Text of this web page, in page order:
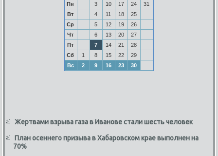
Пн 3 10 17 24
31
Вт
4 11 18
25
Ср
5 12 19
26
Чт
6 13 20
27
Пт
7 14 21
28
Сб
1 8 15 22
29
Вс
2 9 16 23 30
Жертвами взрыва газа в Иванове стали шесть человек
План осеннего призыва в Хабаровском крае выполнен на
70%